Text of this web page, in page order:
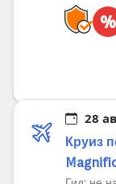
%
28
Круиз